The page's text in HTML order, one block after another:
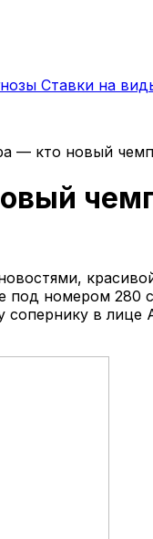
Ставки на
— кто новый
номером 280
сопернику в